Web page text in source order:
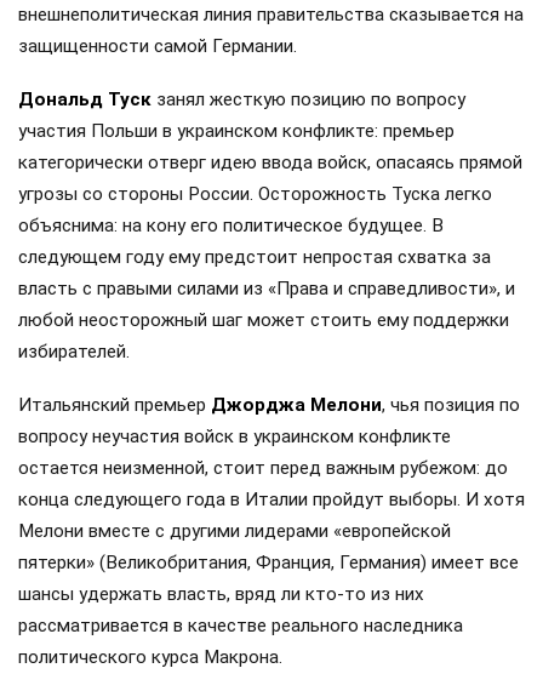
внешнеполитическая линия правительства сказывается на
защищенности самой Германии.
Дональд Туск занял жесткую позицию по вопросу
участия Польши в украинском конфликте: премьер
категорически отверг идею ввода войск, опасаясь прямой
угрозы со стороны России. Осторожность Туска легко
объяснима: на кону его политическое будущее. В
следующем году ему предстоит непростая схватка за
власть с правыми силами из «Права и справедливости», и
любой неосторожный шаг может стоить ему поддержки
избирателей.
Итальянский премьер Джорджа Мелони, чья позиция по
вопросу неучастия войск в украинском конфликте
остается неизменной, стоит перед важным рубежом: до
конца следующего года в Италии пройдут выборы. И хотя
Мелони вместе с другими лидерами «европейской
пятерки» (Великобритания, Франция, Германия) имеет все
шансы удержать власть, вряд ли кто-то из них
рассматривается в качестве реального наследника
политического курса Макрона.